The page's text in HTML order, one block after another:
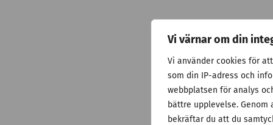
Vi värnar om din
Vi använder cookies för
som din IP-adress och
webbplatsen för analys
bättre upplevelse.
bekräftar du att du